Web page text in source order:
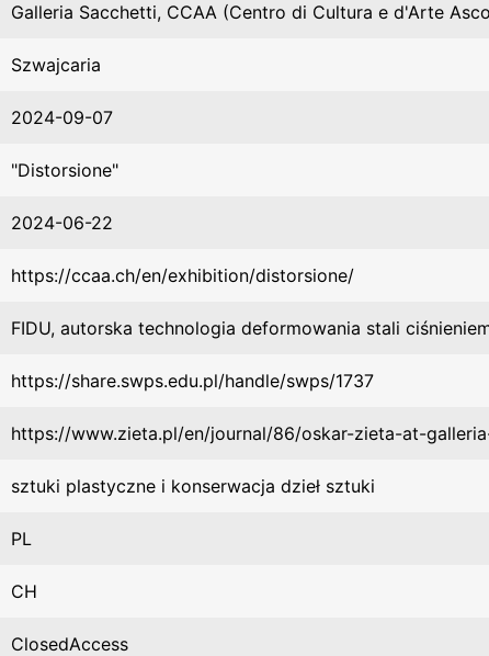
Galleria Sacchetti, CCAA (Centro di Cultura e d'Arte
Szwajcaria
2024-09-07
"Distorsione"
2024-06-22
https://ccaa.ch/en/exhibition/distorsione/
FIDU, autorska technologia deformowania stali
https://share.swps.edu.pl/handle/swps/1737
https://www.zieta.pl/en/journal/86/oskar-zieta-at-
sztuki plastyczne i konserwacja dzieł sztuki
PL
CH
ClosedAccess